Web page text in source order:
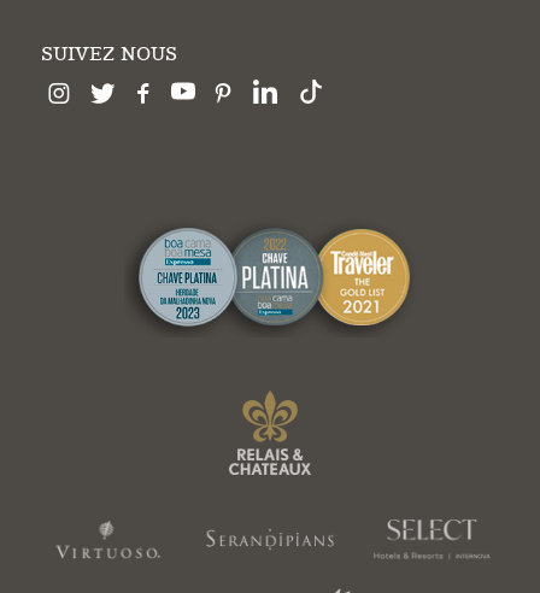
SUIVEZ NOUS